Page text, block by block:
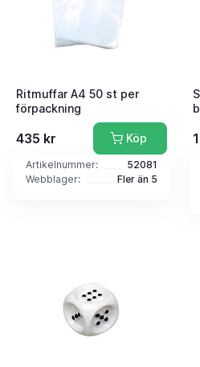
Ritmuffar A4 50 st per
förpackning
435 kr Köp
Artikelnummer:
52081
Webblager:
Fler än 5